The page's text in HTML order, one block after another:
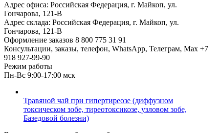
Адрес офиса: Российская Федерация, г. Майкоп, ул.
Гончарова, 121-В
Адрес склада: Российская Федерация, г. Майкоп, ул.
Гончарова, 121-В
Оформление заказов 8 800 775 31 91
Консультации, заказы, телефон, WhatsApp, Телеграм, Мах +7
918 927-99-90
Режим работы
Пн-Вс 9:00-17:00 мск
Травяной чай при гипертиреозе (диффузном
токсическом зобе, тиреотоксикозе, узловом зобе,
Базедовой болезни)